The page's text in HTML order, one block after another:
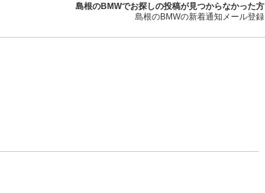
島根のBMWでお探しの投稿が見つからなかった方
島根のBMWの新着通知メール登録